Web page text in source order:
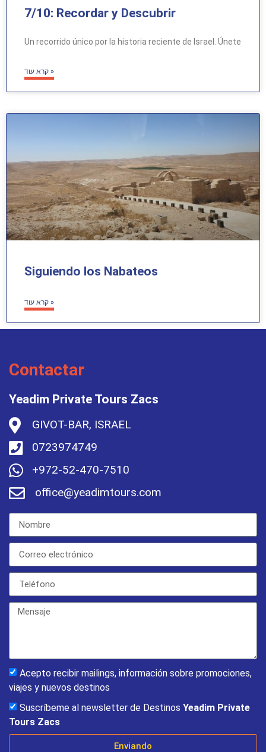
7/10: Recordar y Descubrir
Un recorrido único por la historia reciente de Israel. Únete
קרא עוד »
Siguiendo los Nabateos
קרא עוד »
Contactar
Yeadim Private Tours Zacs
GIVOT-BAR, ISRAEL
0723974749
+972-52-470-7510
office@yeadimtours.com
Acepto recibir mailings, información sobre promociones,
viajes y nuevos destinos
Suscríbeme al newsletter de Destinos Yeadim Private
Tours Zacs
Enviando